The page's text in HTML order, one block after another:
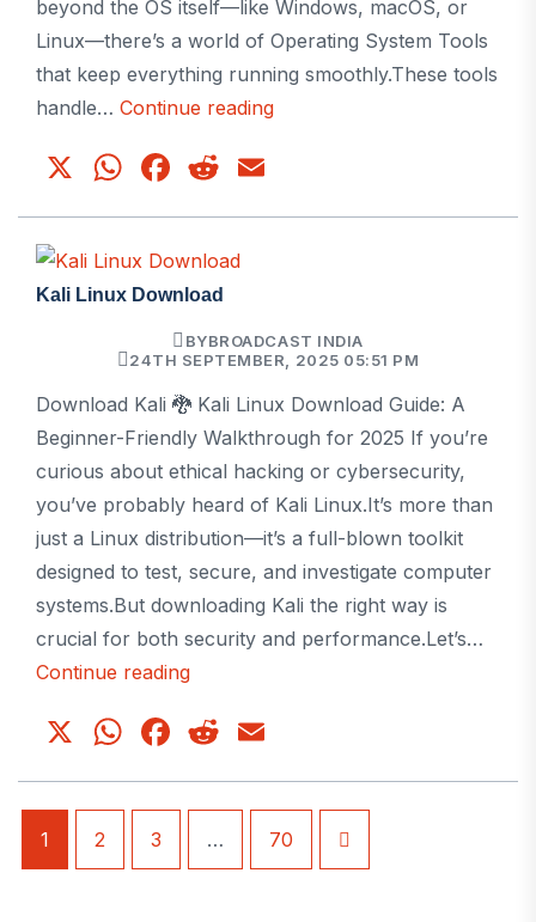
beyond the OS itself—like Windows, macOS, or
Linux—there’s a world of Operating System Tools
that keep everything running smoothly.These tools
handle… Continue readingOperating
X WhatsApp
Facebook
Reddit
Kali Linux Download
BYBROADCAST INDIA
24TH SEPTEMBER, 2025 05:51 PM
Download Kali 🐉 Kali Linux Download Guide: A
Beginner-Friendly Walkthrough for 2025 If you’re
curious about ethical hacking or cybersecurity,
you’ve probably heard of Kali Linux.It’s more than
just a Linux distribution—it’s a full-blown toolkit
designed to test, secure, and investigate computer
systems.But downloading Kali the right way is
crucial for both security and performance.Let’s…
Continue readingKali
Download
X WhatsApp
Facebook
Reddit
1 2 3 … 70